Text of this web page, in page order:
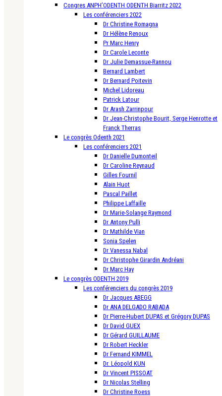
Congres ANPH’ODENTH ODENTH Biarritz 2022
Les conférenciers 2022
Dr Christine Romagna
Dr Hélène Renoux
Pr Marc Henry
Dr Carole Leconte
Dr Julie Demassue-Rannou
Bernard Lambert
Dr Bernard Poitevin
Michel Lidoreau
Patrick Latour
Dr Arash Zarrinpour
Dr Jean-Christophe Bourit, Serge Henrotte et
Franck Therras
Le congrès Odenth 2021
Les conférenciers 2021
Dr Danielle Dumonteil
Dr Caroline Reynaud
Gilles Fournil
Alain Huot
Pascal Paillet
Philippe Laffaille
Dr Marie-Solange Raymond
Dr Antony Pulli
Dr Mathilde Vian
Sonia Spelen
Dr Vanessa Nabal
Dr Christophe Girardin Andréani
Dr Marc Hay
Le congrès ODENTH 2019
Les conférenciers du congrès 2019
Dr Jacques ABEGG
Dr ANA DELGADO RABADA
Dr Pierre-Hubert DUPAS et Grégory DUPAS
Dr David GUEX
Dr Gérard GUILLAUME
Dr Robert Heckler
Dr Fernand KIMMEL
Dr. Léopold KUN
Dr Vincent PISSOAT
Dr Nicolas Stelling
Dr Christine Roess